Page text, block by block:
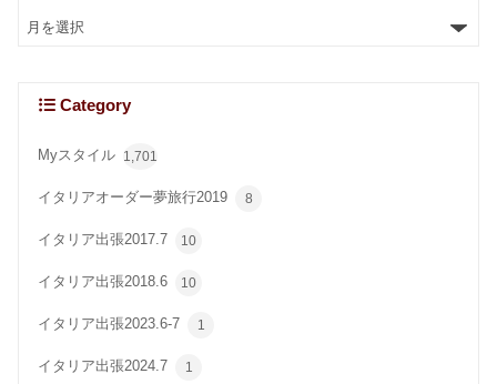
Category
Myスタイル 1,701
イタリアオーダー夢旅行2019 8
イタリア出張2017.7 10
イタリア出張2018.6 10
イタリア出張2023.6-7 1
イタリア出張2024.7 1